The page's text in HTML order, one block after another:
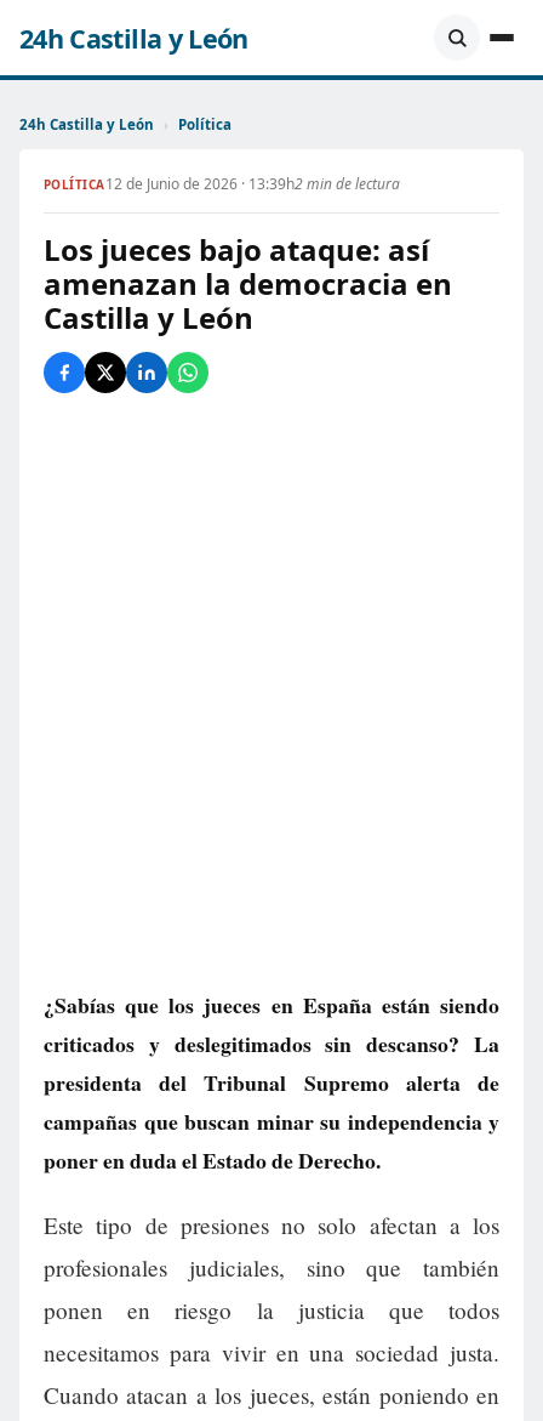
24h Castilla y León
24h Castilla y León › Política
POLÍTICA12 de Junio de 2026 · 13:39h2 min de lectura
Los jueces bajo ataque: así
amenazan la democracia en
Castilla y León
¿Sabías que los jueces en España están siendo
criticados y deslegitimados sin descanso? La
presidenta del Tribunal Supremo alerta de
campañas que buscan minar su independencia y
poner en duda el Estado de Derecho.
Este tipo de presiones no solo afectan a los
profesionales judiciales, sino que también
ponen en riesgo la justicia que todos
necesitamos para vivir en una sociedad justa.
Cuando atacan a los jueces, están poniendo en